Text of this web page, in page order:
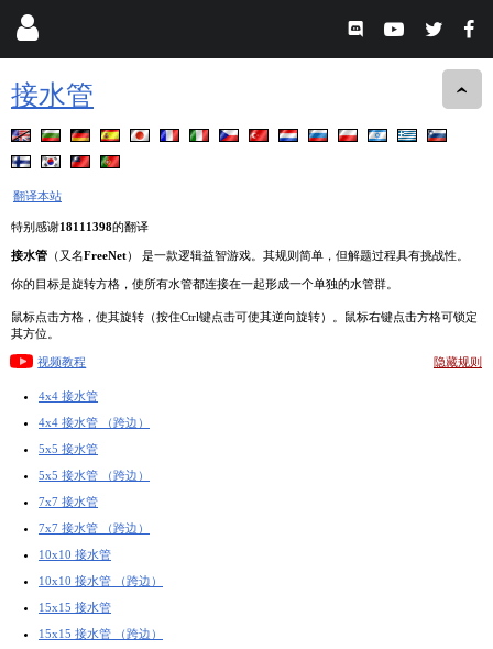
接水管
翻译本站
特别感谢18111398的翻译
接水管 （又名FreeNet） 是一款逻辑益智游戏。其规则简单，但解题过程具有挑战性。
你的目标是旋转方格，使所有水管都连接在一起形成一个单独的水管群。
鼠标点击方格，使其旋转（按住Ctrl键点击可使其逆向旋转）。鼠标右键点击方格可锁定
其方位。
视频教程 隐藏规则
4x4 接水管
4x4 接水管 （跨边）
5x5 接水管
5x5 接水管 （跨边）
7x7 接水管
7x7 接水管 （跨边）
10x10 接水管
10x10 接水管 （跨边）
15x15 接水管
15x15 接水管 （跨边）